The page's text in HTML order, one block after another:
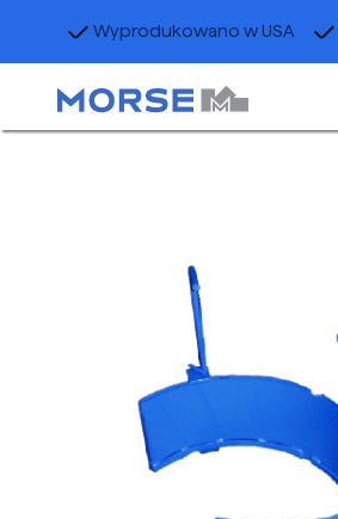
Wyprodukowano w USA